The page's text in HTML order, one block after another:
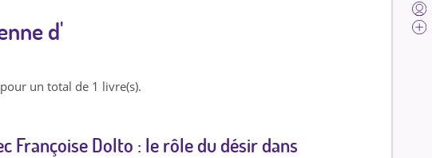
d'
un total de 1 livre(s).
Françoise Dolto : le rôle du désir dans